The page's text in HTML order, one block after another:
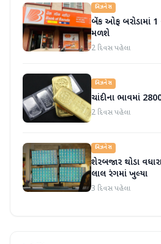
બિઝનેસ
બેંક ઓફ બરોડામાં 1
મળશે
2 દિવસ પહેલા
બિઝનેસ
ચાંદીના ભાવમાં
2 દિવસ પહેલા
બિઝનેસ
શેરબજાર થોડા
લાલ રંગમાં ખુલ્યા
3 દિવસ પહેલા